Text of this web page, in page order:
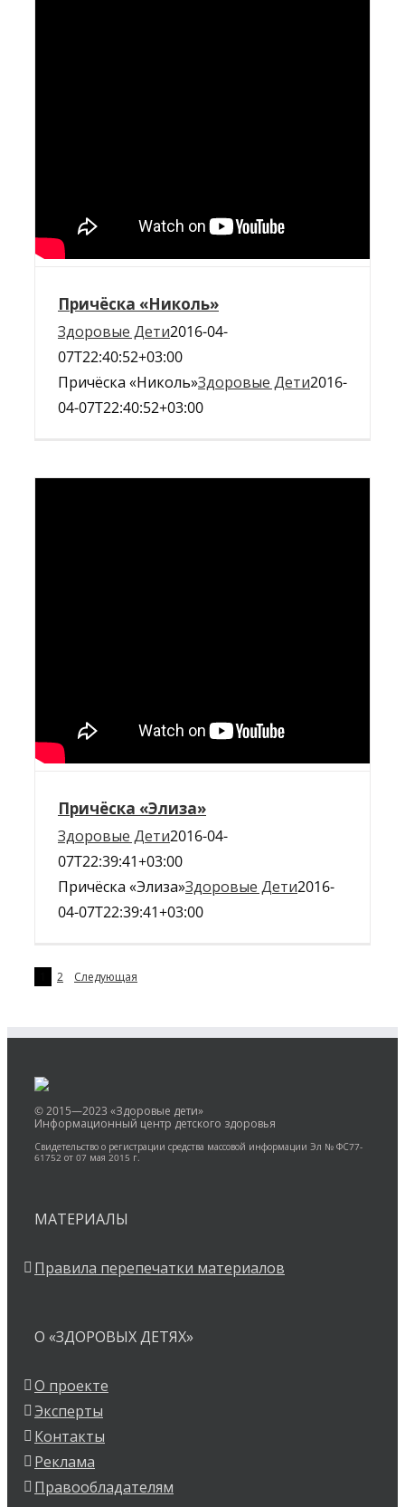
Причёска «Николь»
Здоровые Дети2016-04-
07T22:40:52+03:00
Причёска «Николь»Здоровые Дети2016-
04-07T22:40:52+03:00
Причёска «Элиза»
Здоровые Дети2016-04-
07T22:39:41+03:00
Причёска «Элиза»Здоровые Дети2016-
04-07T22:39:41+03:00
2 Следующая
© 2015—2023 «Здоровые дети»
Информационный центр детского здоровья
Свидетельство о регистрации средства массовой информации Эл № ФС77-
61752 от 07 мая 2015 г.
МАТЕРИАЛЫ
Правила перепечатки материалов
О «ЗДОРОВЫХ ДЕТЯХ»
О проекте
Эксперты
Контакты
Реклама
Правообладателям